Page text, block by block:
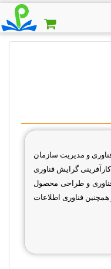
و مدیریت سازمان
گرایش فناوری
و طراحی محصول
فناوری اطلاعات